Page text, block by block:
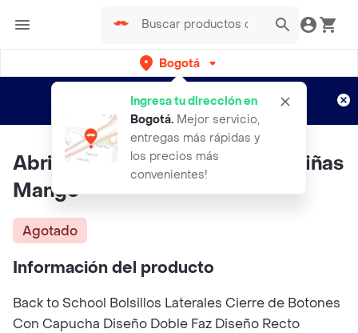
Bogotá
Ingresa tu dirección en
Bogotá. Mejor servicio,
entregas más rápidas y
los precios más
convenientes!
envíos gratis por semanas
Aplican TyC
Abrigo Marion Camel Talla 72 Niñas
Mango
Agotado
Información del producto
Back to School Bolsillos Laterales Cierre de Botones
Con Capucha Diseño Doble Faz Diseño Recto